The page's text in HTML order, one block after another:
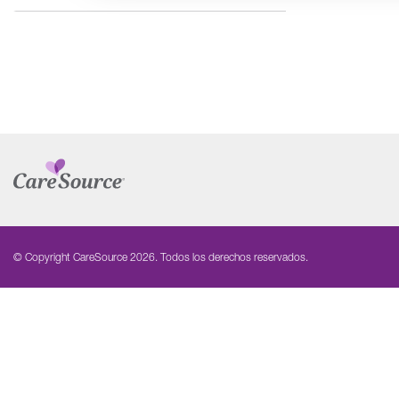
© Copyright CareSource 2026. Todos los derechos reservados.